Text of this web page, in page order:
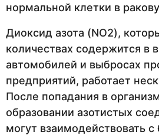
нормальной клетки в
Диоксид азота (NO2),
количествах содержится в
автомобилей и выбросах
предприятий, работает
После попадания в
образовании азотистых
могут взаимодействовать